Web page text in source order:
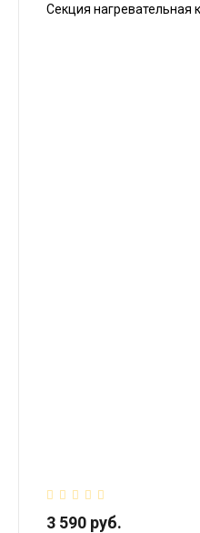
Секция нагревательная
3 590 руб.